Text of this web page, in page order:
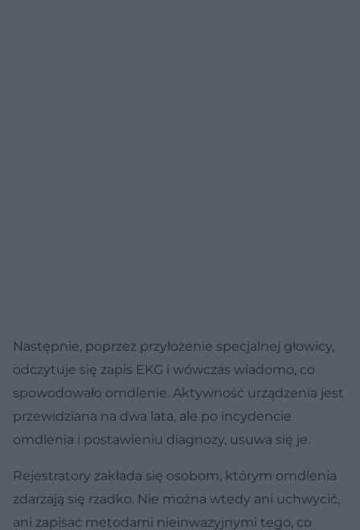
Następnie, poprzez przyłożenie specjalnej głowicy,
odczytuje się zapis EKG i wówczas wiadomo, co
spowodowało omdlenie. Aktywność urządzenia jest
przewidziana na dwa lata, ale po incydencie
omdlenia i postawieniu diagnozy, usuwa się je.
Rejestratory zakłada się osobom, którym omdlenia
zdarzają się rzadko. Nie można wtedy ani uchwycić,
ani zapisać metodami nieinwazyjnymi tego, co